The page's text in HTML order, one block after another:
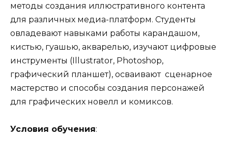
методы создания иллюстративного контента
для различных медиа-платформ. Студенты
овладевают навыками работы карандашом,
кистью, гуашью, акварелью, изучают цифровые
инструменты (Illustrator, Photoshop,
графический планшет), осваивают сценарное
мастерство и способы создания персонажей
для графических новелл и комиксов.
Условия обучения: